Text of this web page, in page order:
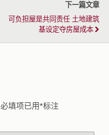
下一篇文章
可负担屋是共同责任 土地建筑
基设定夺房屋成本
必填项已用*标注